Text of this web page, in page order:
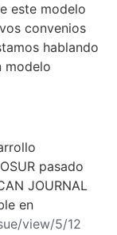
este modelo
convenios
hablando
modelo
pasado
JOURNAL
en
view/5/12